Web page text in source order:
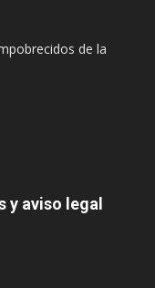
de la
aviso legal